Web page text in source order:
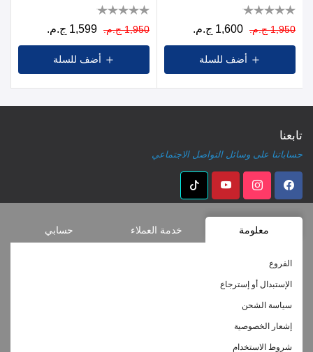
1,950 ج.م. 1,600 ج.م.
أضف للسلة
1,950 ج.م. 1,599 ج.م.
أضف للسلة
تابعنا
حساباتنا على وسائل التواصل الاجتماعي
معلومة خدمة العملاء حسابي
الفروع
الإستبدال أو إسترجاع
سياسة الشحن
إشعار الخصوصية
شروط الاستخدام